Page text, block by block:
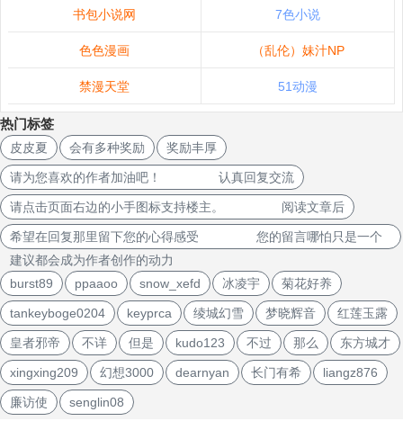
书包小说网 7色小说
色色漫画 （乱伦）妹汁NP
禁漫天堂 51动漫
热门标签
皮皮夏 会有多种奖励 奖励丰厚
请为您喜欢的作者加油吧！ 认真回复交流
请点击页面右边的小手图标支持楼主。 阅读文章后
希望在回复那里留下您的心得感受 您的留言哪怕只是一个
建议都会成为作者创作的动力
burst89
ppaaoo snow_xefd 冰凌宇 菊花好养
tankeyboge0204 keyprca 绫城幻雪 梦晓辉音 红莲玉露
皇者邪帝 不详 但是 kudo123 不过 那么 东方城才
xingxing209 幻想3000 dearnyan 长门有希 liangz876
廉访使 senglin08